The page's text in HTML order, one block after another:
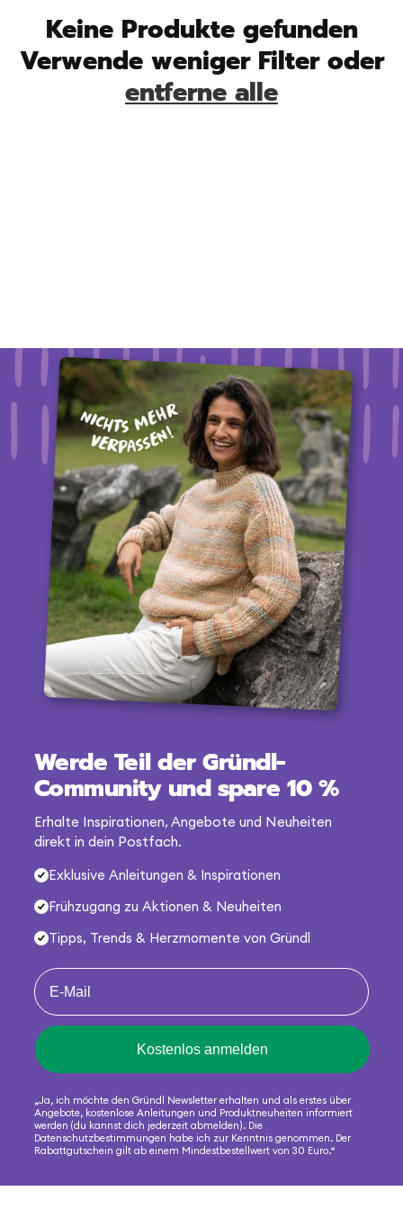
Keine Produkte gefunden
Verwende weniger Filter oder
entferne alle
Werde Teil der Gründl-
Community und spare 10 %
Erhalte Inspirationen, Angebote und Neuheiten
direkt in dein Postfach.
Exklusive Anleitungen & Inspirationen
Frühzugang zu Aktionen & Neuheiten
Tipps, Trends & Herzmomente von Gründl
Kostenlos anmelden
„Ja, ich möchte den Gründl Newsletter erhalten und als erstes über
Angebote, kostenlose Anleitungen und Produktneuheiten informiert
werden (du kannst dich jederzeit abmelden). Die
Datenschutzbestimmungen habe ich zur Kenntnis genommen. Der
Rabattgutschein gilt ab einem Mindestbestellwert von 30 Euro.“